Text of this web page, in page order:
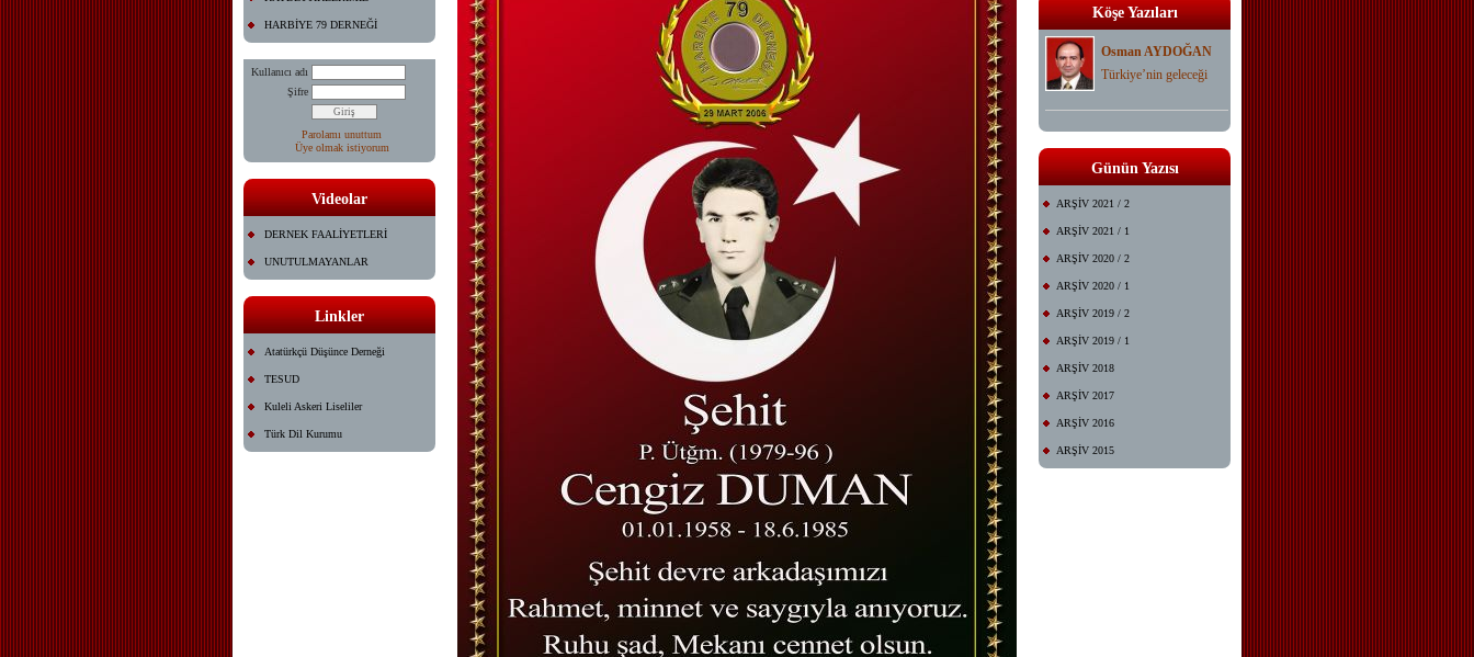
HARBİYE 79 DERNEĞİ
Kullanıcı adı
Şifre
Parolamı unuttum
Üye olmak istiyorum
Videolar
DERNEK FAALİYETLERİ
UNUTULMAYANLAR
Linkler
Atatürkçü Düşünce Derneği
TESUD
Kuleli Askeri Liseliler
Türk Dil Kurumu
Köşe Yazıları
Osman AYDOĞAN
Türkiye’nin geleceği
Günün Yazısı
ARŞİV 2021 / 2
ARŞİV 2021 / 1
ARŞİV 2020 / 2
ARŞİV 2020 / 1
ARŞİV 2019 / 2
ARŞİV 2019 / 1
ARŞİV 2018
ARŞİV 2017
ARŞİV 2016
ARŞİV 2015